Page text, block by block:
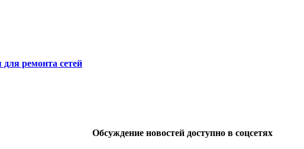
ремонта сетей
Обсуждение новостей доступно в соцсетях